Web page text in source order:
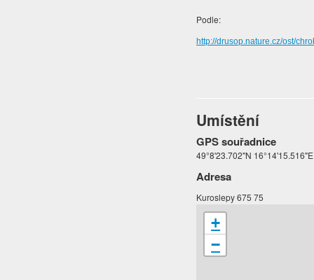
Podle:
http://drusop.nature.cz/ost/
Umístění
GPS souřadnice
49°8'23.702"N 16°14'15.516"E
Adresa
Kuroslepy 675 75
+
−